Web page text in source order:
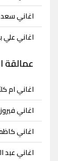
اغاني
اغاني
عمالقة
اغاني ام
اغاني فيروز
اغاني
اغاني عبد